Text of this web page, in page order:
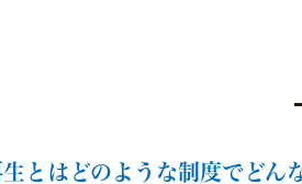
とはどのような制度でどん